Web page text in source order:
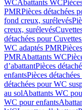
WCAbattants WC
PMRPièces détachées
fond creux, surélevés
creux, surélevés
détachées pour
WC adaptés PMR
PMRAbattants WC
d’abattantPièces
enfantsPièces
détachées pour WC
au solAbattants WC
WC pour enfants